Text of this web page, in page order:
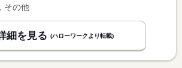
その他
細を見る (ハローワークより転載)